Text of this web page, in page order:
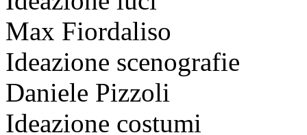
Max Fiordaliso
Ideazione scenografie
Daniele Pizzoli
Ideazione costumi